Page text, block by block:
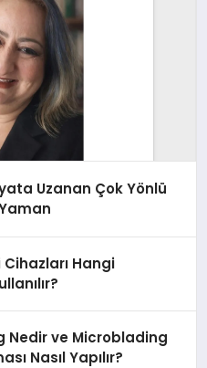
Uzanan Çok Yönlü
Hangi
Nedir ve Microblading
Nasıl Yapılır?